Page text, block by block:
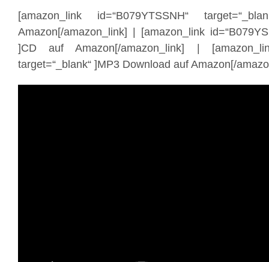
[amazon_link id=“B079YTSSNH“
Amazon[/amazon_link] | [amazon_link
]CD auf Amazon[/amazon_link] |
target=“_blank“ ]MP3 Download auf Amazon[/